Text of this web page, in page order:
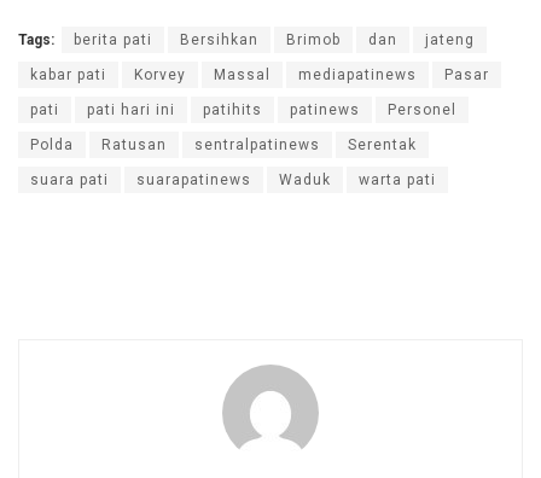
Tags: berita pati Bersihkan Brimob dan jateng
kabar pati Korvey Massal mediapatinews Pasar
pati pati hari ini patihits patinews Personel
Polda Ratusan sentralpatinews Serentak
suara pati suarapatinews Waduk warta pati